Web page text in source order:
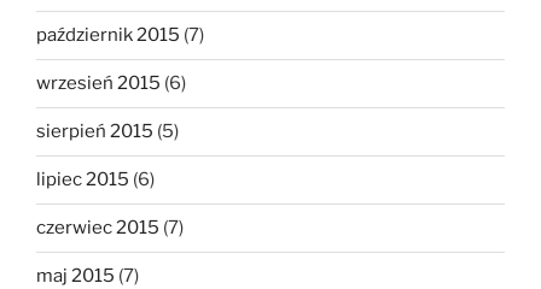
październik 2015 (7)
wrzesień 2015 (6)
sierpień 2015 (5)
lipiec 2015 (6)
czerwiec 2015 (7)
maj 2015 (7)